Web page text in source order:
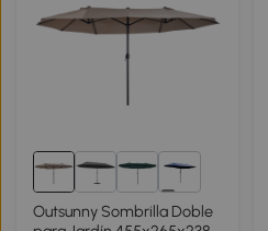
1+
Outsunny Sombrilla Doble